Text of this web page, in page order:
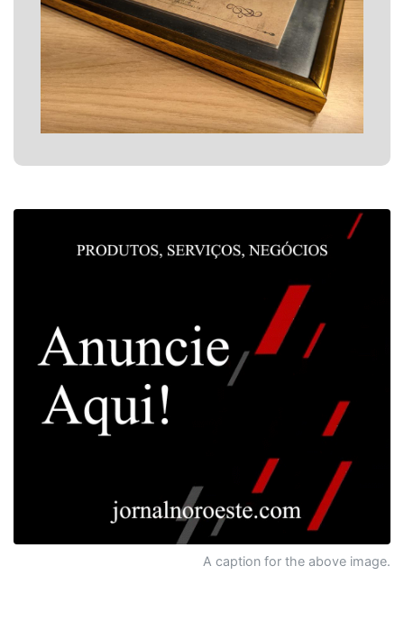
A caption for the above image.